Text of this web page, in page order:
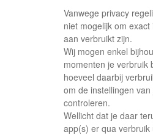
Vanwege privacy
niet mogelijk om
aan verbruikt zijn.
Wij mogen enkel
momenten je verbruik
hoeveel daarbij
om de instellingen
controleren.
Wellicht dat je daar
app(s) er qua verbruik